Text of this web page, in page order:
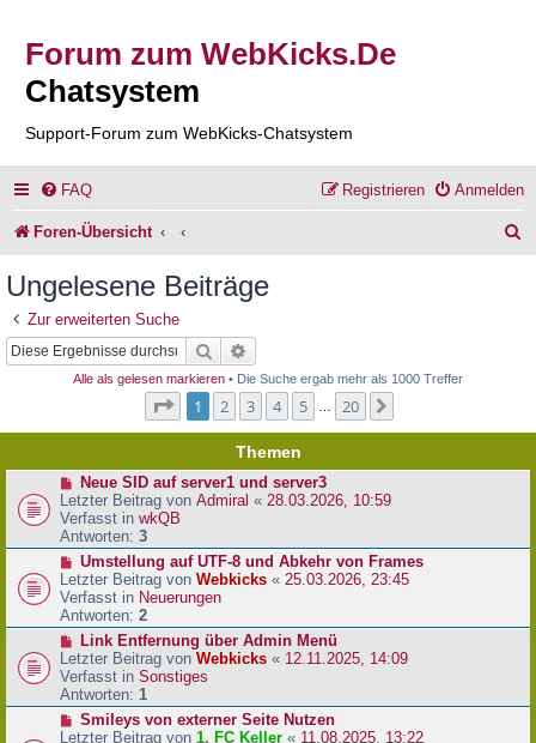
Forum zum WebKicks.De
Chatsystem
Support-Forum zum WebKicks-Chatsystem
FAQ Anmelden
Registrieren
Foren-Übersicht
Ungelesene Beiträge
Zur erweiterten Suche
Suche
Alle als gelesen markieren • Die Suche ergab mehr als 1000 Treffer
Seite von
1 2 3 4 5 20
Themen
N
e
u
e
r
B
e
i
t
a
g
Neue SID auf server1 und server3
Letzter Beitrag von Admiral « 28.03.2026, 10:59
Verfasst in wkQB
Antworten: 3
N
e
u
e
r
B
e
i
t
Umstellung auf UTF-8 und Abkehr von Frames
Letzter Beitrag von Webkicks « 25.03.2026, 23:45
Verfasst in Neuerungen
Antworten: 2
N
e
u
e
r
B
Link Entfernung über Admin Menü
Letzter Beitrag von Webkicks « 12.11.2025, 14:09
Verfasst in Sonstiges
Antworten: 1
N
e
Smileys von externer Seite Nutzen
Letzter Beitrag von 1. FC Keller « 11.08.2025, 13:22